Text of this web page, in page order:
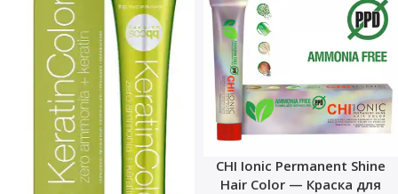
CHI Ionic Permanent Shine
Hair Color — Краска для